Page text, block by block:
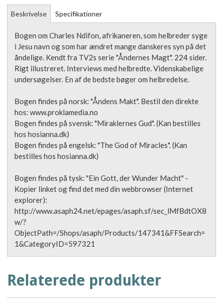
Beskrivelse Specifikationer
Bogen om Charles Ndifon, afrikaneren, som helbreder syge
i Jesu navn og som har ændret mange danskeres syn på det
åndelige. Kendt fra TV2s serie "Åndernes Magt". 224 sider.
Rigt illustreret. Interviews med helbredte. Videnskabelige
undersøgelser. En af de bedste bøger om helbredelse.
Bogen findes på norsk: "Åndens Makt". Bestil den direkte
hos: www.proklamedia.no
Bogen findes på svensk: "Miraklernes Gud". (Kan bestilles
hos hosianna.dk)
Bogen findes på engelsk: "The God of Miracles". (Kan
bestilles hos hosianna.dk)
Bogen findes på tysk: "Ein Gott, der Wunder Macht" -
Kopier linket og find det med din webbrowser (Internet
explorer):
http://www.asaph24.net/epages/asaph.sf/sec_lMfBdtOX8
w/?
ObjectPath=/Shops/asaph/Products/147341&FFSearch=
1&CategoryID=597321
Relaterede produkter